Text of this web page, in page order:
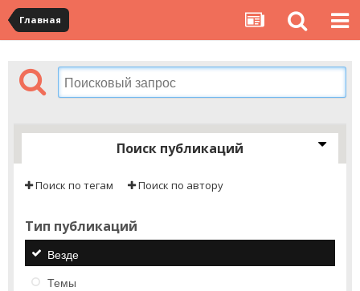
Главная
Поиск публикаций
Поиск по тегам Поиск по автору
Тип публикаций
Везде
Темы